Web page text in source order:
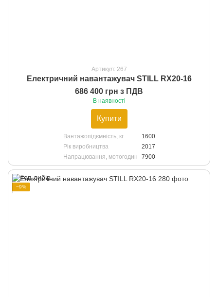
Артикул: 267
Електричний навантажувач STILL RX20-16
686 400 грн з ПДВ
В наявності
Купити
Вантажопідємність, кг
1600
Рік виробництва
2017
Напрацювання, мотогодин
7900
−9%